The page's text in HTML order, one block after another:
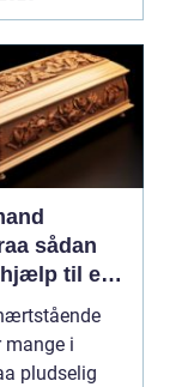
til en
mange i
pludselig